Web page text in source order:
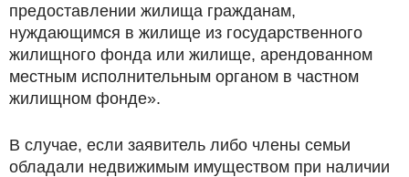
предоставлении жилища гражданам,
нуждающимся в жилище из государственного
жилищного фонда или жилище, арендованном
местным исполнительным органом в частном
жилищном фонде».
В случае, если заявитель либо члены семьи
обладали недвижимым имуществом при наличии